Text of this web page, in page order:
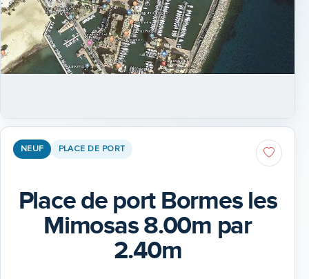
NEUF PLACE DE PORT
Place de port Bormes les
Mimosas 8.00m par
2.40m